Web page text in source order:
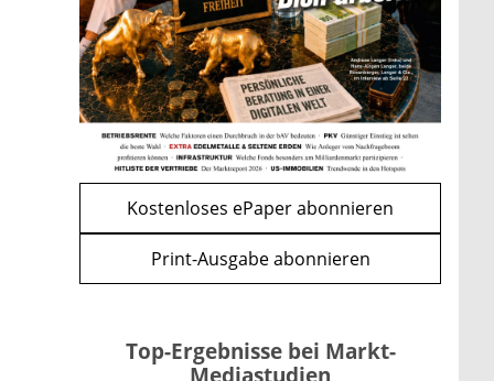
WEITERE ARTIKEL
zurückweiter
Kippe: Drei Streitpunkte
bremsen den CLARITY Act
mehr
Kostenloses ePaper abonnieren
Print-Ausgabe abonnieren
Top-Ergebnisse bei Markt-
Mediastudien